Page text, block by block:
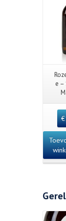
e –
€